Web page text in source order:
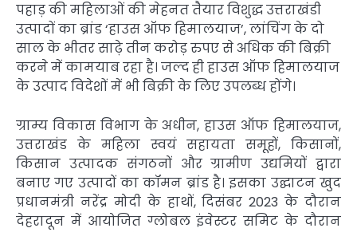
पहाड़ की महिलाओं की मेहनत तैयार विशुद्ध उत्तराखंडी
उत्पादों का ब्रांड ‘हाउस ऑफ हिमालयाज’, लांचिंग के दो
साल के भीतर साढ़े तीन करोड़ रुपए से अधिक की बिक्री
करने में कामयाब रहा है। जल्द ही हाउस ऑफ हिमालयाज
के उत्पाद विदेशों में भी बिक्री के लिए उपलब्ध होंगे।
ग्राम्य विकास विभाग के अधीन, हाउस ऑफ हिमालयाज,
उत्तराखंड के महिला स्वयं सहायता समूहों, किसानों,
किसान उत्पादक संगठनों और ग्रामीण उद्यमियों द्वारा
बनाए गए उत्पादों का कॉमन ब्रांड है। इसका उद्घाटन खुद
प्रधानमंत्री नरेंद्र मोदी के हाथों, दिसंबर 2023 के दौरान
देहरादून में आयोजित ग्लोबल इंवेस्टर समिट के दौरान